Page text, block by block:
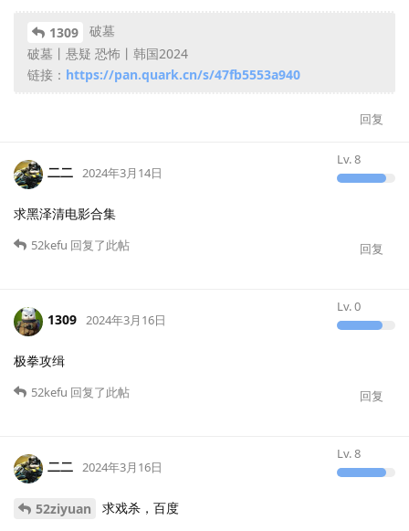
1309
破墓
破墓丨悬疑 恐怖丨韩国2024
链接： https://pan.quark.cn/s/47fb5553a940
回复
二二
Lv.8
2024年3月14日
求黑泽清电影合集
回复
52kefu 回复了此帖
1309
Lv.0
2024年3月16日
极拳攻缉
回复
52kefu 回复了此帖
二二
Lv.8
2024年3月16日
52ziyuan 求戏杀，百度